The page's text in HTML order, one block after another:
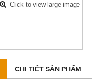
Click to view large image
CHI TIẾT SẢN PHẨM